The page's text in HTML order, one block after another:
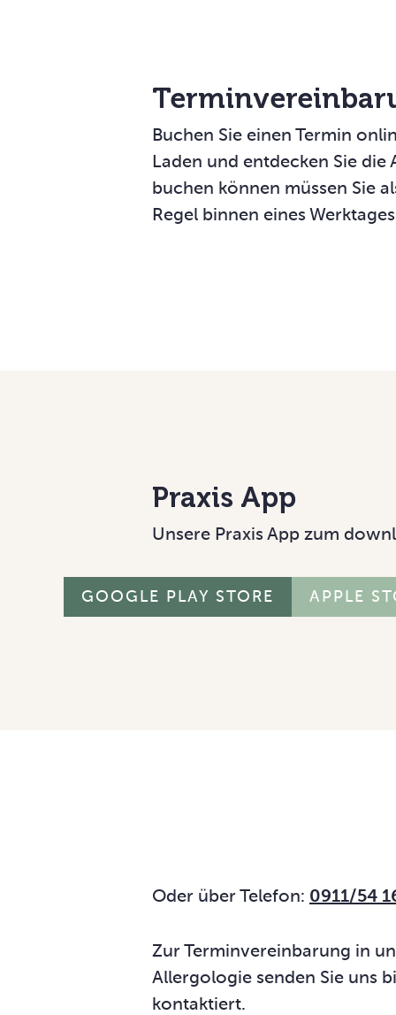
Buchen Sie einen Termin
Laden und entdecken Sie die
buchen können müssen Sie
Regel binnen eines
Praxis App
Unsere Praxis App zum
GOOGLE PLAY STORE APPLE
Oder über Telefon: 0911/54
Zur Terminvereinbarung in
Allergologie senden Sie uns
kontaktiert.